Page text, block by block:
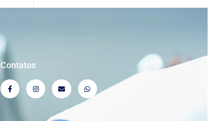
Contatos